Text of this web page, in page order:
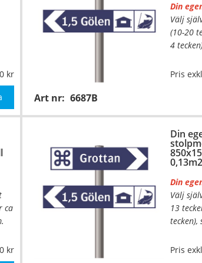
Art nr: 6687B
Din
Välj
(10-20
4
Material:
…
Pris
ca
Din
Din
Välj
13
tecken),
Material:
Pris